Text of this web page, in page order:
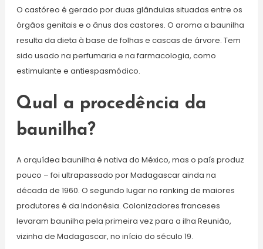
O castóreo é gerado por duas glândulas situadas entre os
órgãos genitais e o ânus dos castores. O aroma a baunilha
resulta da dieta à base de folhas e cascas de árvore. Tem
sido usado na perfumaria e na farmacologia, como
estimulante e antiespasmódico.
Qual a procedência da
baunilha?
A orquídea baunilha é nativa do México, mas o país produz
pouco – foi ultrapassado por Madagascar ainda na
década de 1960. O segundo lugar no ranking de maiores
produtores é da Indonésia. Colonizadores franceses
levaram baunilha pela primeira vez para a ilha Reunião,
vizinha de Madagascar, no início do século 19.